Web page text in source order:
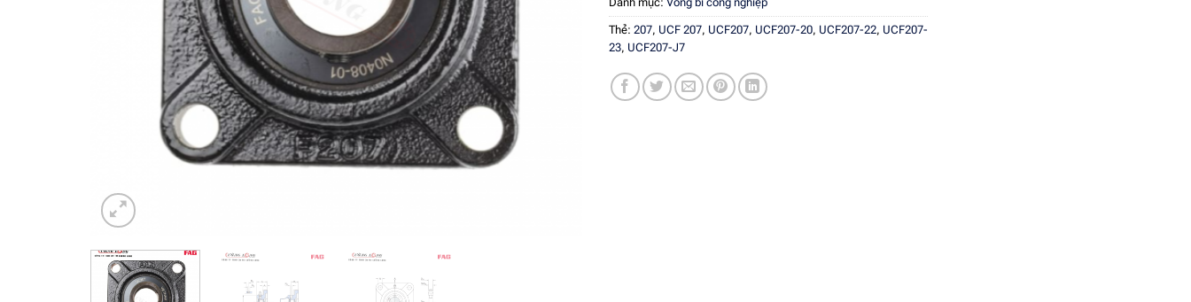
Thẻ: 207, UCF 207, UCF207, UCF207-20, UCF207-22, UCF207-
23, UCF207-J7